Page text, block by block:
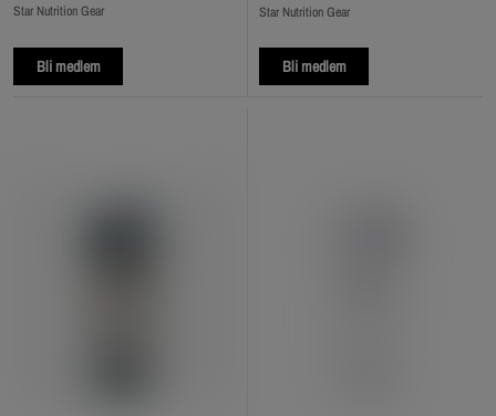
Star Nutrition Gear
Bli medlem
Star Nutrition Gear
Bli medlem